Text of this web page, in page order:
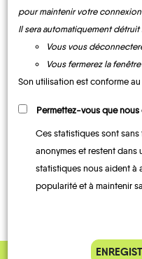
UN AVIS,
À
pour maintenir votre
Il sera automatiquement détruit
Vous vous
Vous fermerez la
Son utilisation est conforme au
Permettez-vous que
Ces statistiques sont
anonymes et restent
statistiques nous aident à
popularité et à maintenir